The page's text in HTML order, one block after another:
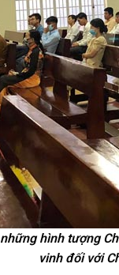
hình tượng
vinh đối với